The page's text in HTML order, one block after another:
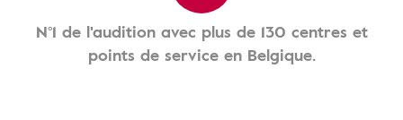
N°1 de l'audition avec plus de 130 centres et
points de service en Belgique.